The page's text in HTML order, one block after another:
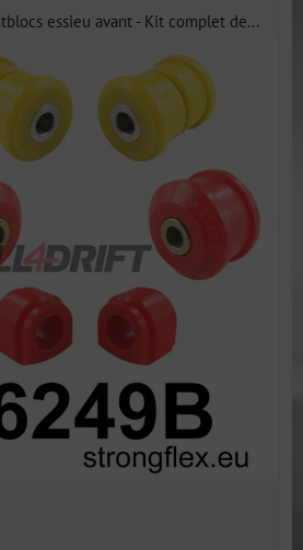
essieu avant - Kit complet de...